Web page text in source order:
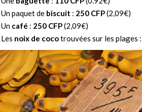
Un paquet de biscuit : 250 CFP(2,09€)
Un café : 250 CFP(2,09€)
Les noix de cocotrouvées sur les plages